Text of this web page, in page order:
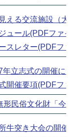
える交流施設（大
ュール(PDFファイ
スレター(PDFファ
年立志式の開催に
開催要項(PDFファ
形民俗文化財「今
牛突き大会の開催